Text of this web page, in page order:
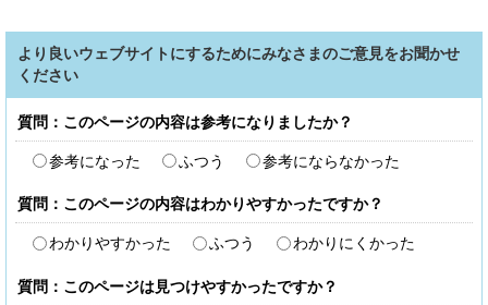
より良いウェブサイトにするためにみなさまのご意見をお聞かせ
ください
質問：このページの内容は参考になりましたか？
参考になった ふつう 参考にならなかった
質問：このページの内容はわかりやすかったですか？
わかりやすかった ふつう わかりにくかった
質問：このページは見つけやすかったですか？